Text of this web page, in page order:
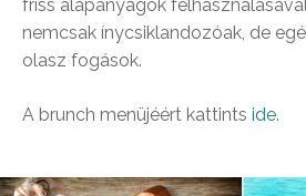
friss alapanyagok
nemcsak ínycsiklandozóak, de
olasz fogások.
A brunch menüjéért kattints ide.